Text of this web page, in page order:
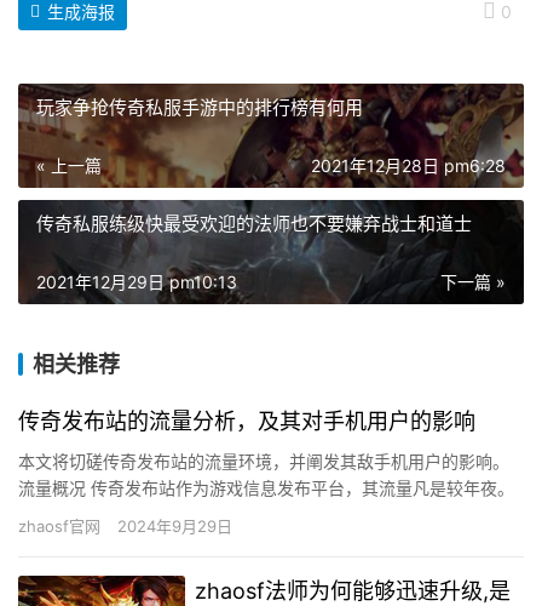
0
生成海报
玩家争抢传奇私服手游中的排行榜有何用
« 上一篇 2021年12月28日 pm6:28
传奇私服练级快最受欢迎的法师也不要嫌弃战士和道士
下一篇 »
2021年12月29日 pm10:13
相关推荐
传奇发布站的流量分析，及其对手机用户的影响
本文将切磋传奇发布站的流量环境，并阐发其敌手机用户的影响。
流量概况 传奇发布站作为游戏信息发布平台，其流量凡是较年夜。
这是由于传奇类游戏具有复杂的玩家根本，且游戏更新频仍，玩家
zhaosf官网 2024年9月29日
zhaosf法师为何能够迅速升级,是